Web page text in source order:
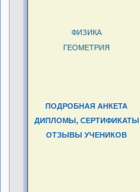
ФИЗИКА
ГЕОМЕТРИЯ
ПОДРОБНАЯ АНКЕТА
ДИПЛОМЫ, СЕРТИФИКАТЫ
ОТЗЫВЫ УЧЕНИКОВ